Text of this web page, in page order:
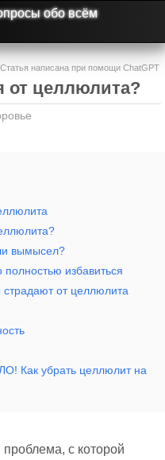
обо всём
написана при помощи ChatGPT
от целлюлита?
вымысел?
избавиться
от целлюлита
Как убрать целлюлит на
с которой